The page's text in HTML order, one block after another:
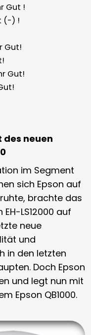
Gut !
(-) !
Gut!
Gut!
des neuen
im Segment
sich Epson auf
brachte das
LS12000 auf
neue
und
in den letzten
Doch Epson
und legt nun mit
Epson QB1000.